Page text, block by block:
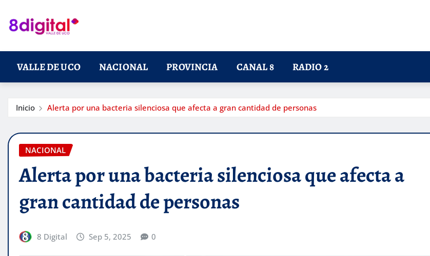
contenido
VALLE DE UCO NACIONAL PROVINCIA CANAL 8 RADIO 2
Inicio Alerta por una bacteria silenciosa que afecta a gran cantidad de personas
NACIONAL
Alerta por una bacteria silenciosa que afecta a
gran cantidad de personas
8 Digital Sep 5, 2025 0